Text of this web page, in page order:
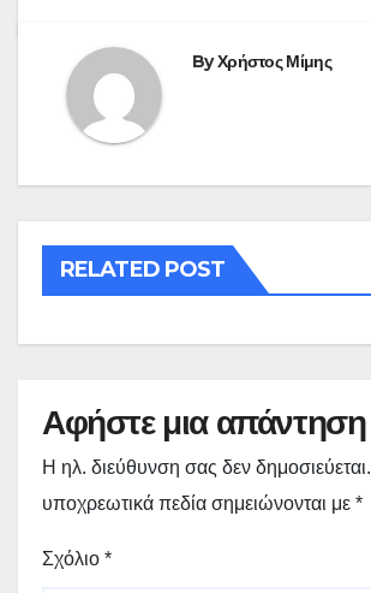
ByΧρήστος Μίμης
RELATED POST
Αφήστε μια απάντηση
Η ηλ. διεύθυνση σας δεν δημοσιεύεται.
υποχρεωτικά πεδία σημειώνονται με *
Σχόλιο *